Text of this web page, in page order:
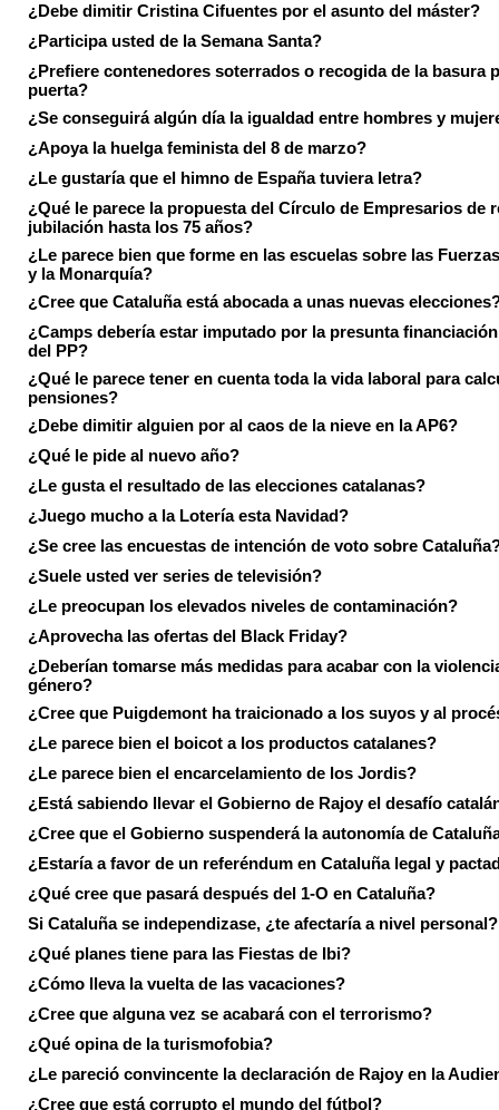
¿Debe dimitir Cristina Cifuentes por el asunto del máster?
¿Participa usted de la Semana Santa?
¿Prefiere contenedores soterrados o recogida de la basura
puerta?
¿Se conseguirá algún día la igualdad entre hombres y
¿Apoya la huelga feminista del 8 de marzo?
¿Le gustaría que el himno de España tuviera letra?
¿Qué le parece la propuesta del Círculo de Empresarios de
jubilación hasta los 75 años?
¿Le parece bien que forme en las escuelas sobre las
y la Monarquía?
¿Cree que Cataluña está abocada a unas nuevas
¿Camps debería estar imputado por la presunta
del PP?
¿Qué le parece tener en cuenta toda la vida laboral para
pensiones?
¿Debe dimitir alguien por al caos de la nieve en la AP6?
¿Qué le pide al nuevo año?
¿Le gusta el resultado de las elecciones catalanas?
¿Juego mucho a la Lotería esta Navidad?
¿Se cree las encuestas de intención de voto sobre
¿Suele usted ver series de televisión?
¿Le preocupan los elevados niveles de contaminación?
¿Aprovecha las ofertas del Black Friday?
¿Deberían tomarse más medidas para acabar con la
género?
¿Cree que Puigdemont ha traicionado a los suyos y al
¿Le parece bien el boicot a los productos catalanes?
¿Le parece bien el encarcelamiento de los Jordis?
¿Está sabiendo llevar el Gobierno de Rajoy el desafío
¿Cree que el Gobierno suspenderá la autonomía de
¿Estaría a favor de un referéndum en Cataluña legal y
¿Qué cree que pasará después del 1-O en Cataluña?
Si Cataluña se independizase, ¿te afectaría a nivel personal?
¿Qué planes tiene para las Fiestas de Ibi?
¿Cómo lleva la vuelta de las vacaciones?
¿Cree que alguna vez se acabará con el terrorismo?
¿Qué opina de la turismofobia?
¿Le pareció convincente la declaración de Rajoy en la
¿Cree que está corrupto el mundo del fútbol?